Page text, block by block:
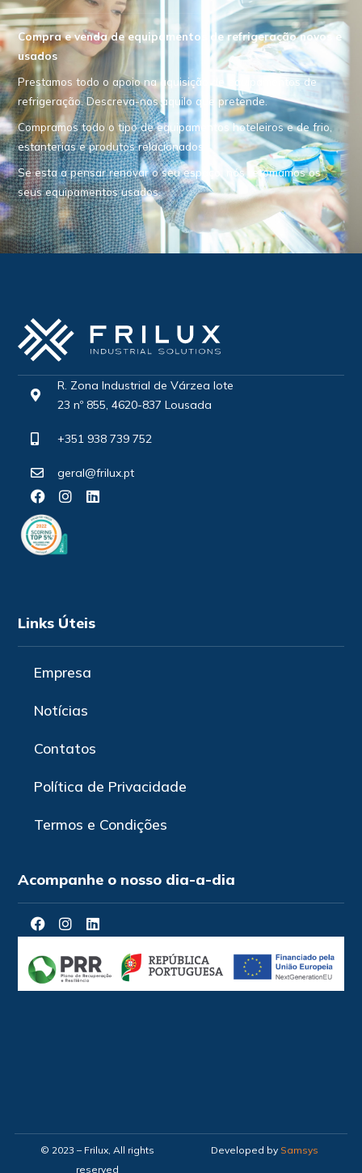
Compra e venda de equipamentos de refrigeração novos e
usados
Prestamos todo o apoio na aquisição de equipamentos de
refrigeração. Descreva-nos aquilo que pretende.
Compramos todo o tipo de equipamentos hoteleiros e de frio,
estanterias e produtos relacionados.
Se esta a pensar renovar o seu espaço, nós retomamos os
seus equipamentos usados.
R. Zona Industrial de Várzea lote
23 nº 855, 4620-837 Lousada
+351 938 739 752
geral@frilux.pt
Links Úteis
Empresa
Notícias
Contatos
Política de Privacidade
Termos e Condições
Acompanhe o nosso dia-a-dia
© 2023 – Frilux, All rights
reserved
Developed by Samsys